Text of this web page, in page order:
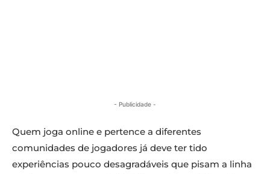
- Publicidade -
Quem joga online e pertence a diferentes
comunidades de jogadores já deve ter tido
experiências pouco desagradáveis que pisam a linha